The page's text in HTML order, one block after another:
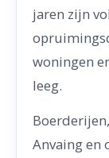
jaren zijn
woningen
leeg.
Anvaing en